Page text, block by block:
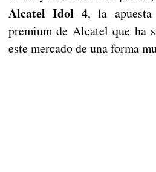
Alcatel Idol 4, la
premium de Alcatel que ha
este mercado de una forma